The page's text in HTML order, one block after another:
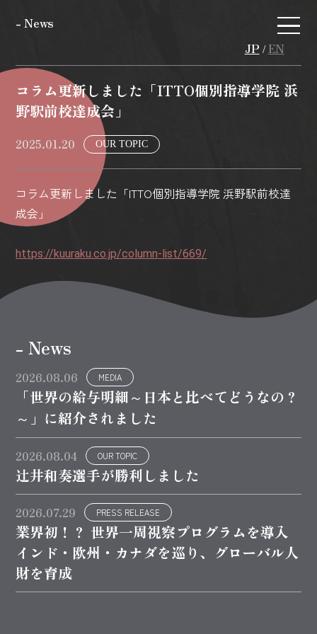
- News
JP / EN
コラム更新しました「ITTO個別指導学院 浜
野駅前校達成会」
2025.01.20 OUR TOPIC
コラム更新しました「ITTO個別指導学院 浜野駅前校達
成会」
https://kuuraku.co.jp/column-list/669/
- News
2026.08.06 MEDIA
「世界の給与明細～日本と比べてどうなの？
～」に紹介されました
2026.08.04 OUR TOPIC
辻井和奏選手が勝利しました
2026.07.29 PRESS RELEASE
業界初！？ 世界一周視察プログラムを導入
インド・欧州・カナダを巡り、グローバル人
財を育成